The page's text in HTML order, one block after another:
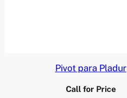
Pivot para Pladur
Call for Price